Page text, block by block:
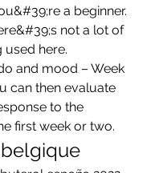
a beginner.
not a lot of
here.
and mood – Week
can then evaluate
to the
first week or two.